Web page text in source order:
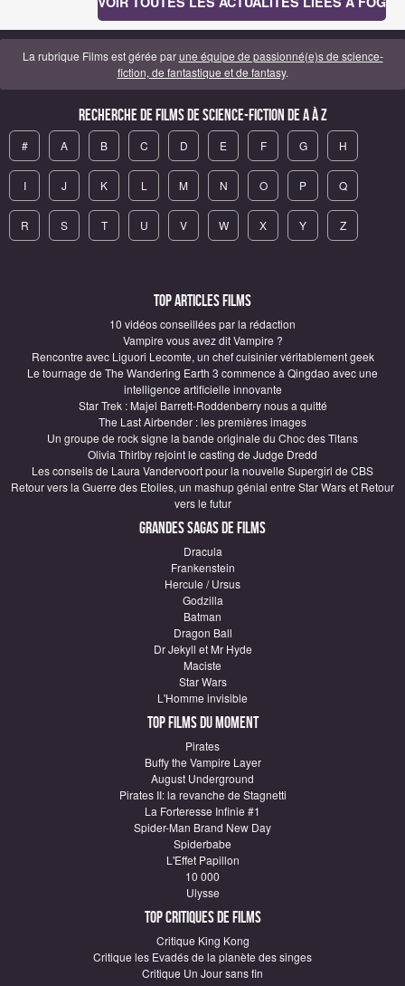
La rubrique Films est gérée parune équipe de passionné(e)s de science-
fiction, de fantastique et de fantasy.
Recherche de Films de science-fiction de A à Z
# A B C D E F G H
I J K L M N O P Q
R S T U V W X Y Z
Top articles Films
10 vidéos conseillées par la rédaction
Vampire vous avez dit Vampire ?
Rencontre avec Liguori Lecomte, un chef cuisinier véritablement geek
Le tournage de The Wandering Earth 3 commence à Qingdao avec une
intelligence artificielle innovante
Star Trek : Majel Barrett-Roddenberry nous a quitté
The Last Airbender : les premières images
Un groupe de rock signe la bande originale du Choc des Titans
Olivia Thirlby rejoint le casting de Judge Dredd
Les conseils de Laura Vandervoort pour la nouvelle Supergirl de CBS
Retour vers la Guerre des Etoiles, un mashup génial entre Star Wars et Retour
vers le futur
Grandes sagas de Films
Dracula
Frankenstein
Hercule / Ursus
Godzilla
Batman
Dragon Ball
Dr Jekyll et Mr Hyde
Maciste
Star Wars
L'Homme invisible
Top Films du moment
Pirates
Buffy the Vampire Layer
August Underground
Pirates II: la revanche de Stagnetti
La Forteresse Infinie #1
Spider-Man Brand New Day
Spiderbabe
L'Effet Papillon
10 000
Ulysse
Top critiques de Films
Critique King Kong
Critique les Evadés de la planète des singes
Critique Un Jour sans fin